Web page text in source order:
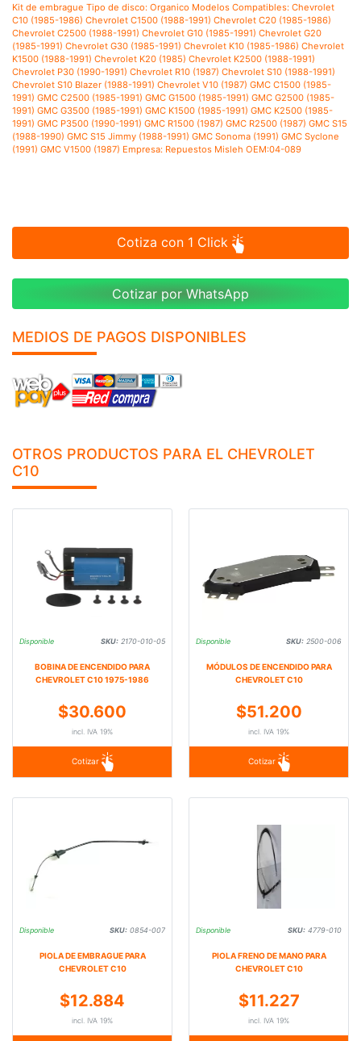
Kit de embrague Tipo de disco: Organico Modelos Compatibles: Chevrolet
C10 (1985-1986) Chevrolet C1500 (1988-1991) Chevrolet C20 (1985-1986)
Chevrolet C2500 (1988-1991) Chevrolet G10 (1985-1991) Chevrolet G20
(1985-1991) Chevrolet G30 (1985-1991) Chevrolet K10 (1985-1986) Chevrolet
K1500 (1988-1991) Chevrolet K20 (1985) Chevrolet K2500 (1988-1991)
Chevrolet P30 (1990-1991) Chevrolet R10 (1987) Chevrolet S10 (1988-1991)
Chevrolet S10 Blazer (1988-1991) Chevrolet V10 (1987) GMC C1500 (1985-
1991) GMC C2500 (1985-1991) GMC G1500 (1985-1991) GMC G2500 (1985-
1991) GMC G3500 (1985-1991) GMC K1500 (1985-1991) GMC K2500 (1985-
1991) GMC P3500 (1990-1991) GMC R1500 (1987) GMC R2500 (1987) GMC S15
(1988-1990) GMC S15 Jimmy (1988-1991) GMC Sonoma (1991) GMC Syclone
(1991) GMC V1500 (1987) Empresa: Repuestos Misleh OEM:04-089
Cotiza con 1 Click
Cotizar por WhatsApp
MEDIOS DE PAGOS DISPONIBLES
OTROS PRODUCTOS PARA EL CHEVROLET
C10
Disponible SKU: 2170-010-05
BOBINA DE ENCENDIDO PARA
CHEVROLET C10 1975-1986
$30.600
incl. IVA 19%
Cotizar
Disponible SKU: 2500-006
MÓDULOS DE ENCENDIDO PARA
CHEVROLET C10
$51.200
incl. IVA 19%
Cotizar
Disponible SKU: 0854-007
PIOLA DE EMBRAGUE PARA
CHEVROLET C10
$12.884
incl. IVA 19%
Disponible SKU: 4779-010
PIOLA FRENO DE MANO PARA
CHEVROLET C10
$11.227
incl. IVA 19%